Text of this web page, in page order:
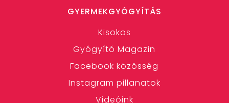
GYERMEKGYÓGYÍTÁS
Kisokos
Gyógyító Magazin
Facebook közösség
Instagram pillanatok
Videóink